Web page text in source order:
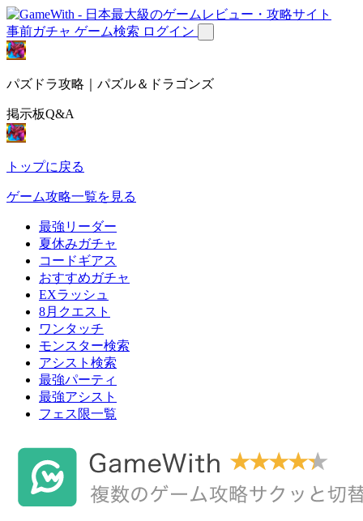
事前ガチャ ゲーム検索 ログイン
パズドラ攻略｜パズル＆ドラゴンズ
掲示板Q&A
トップに戻る
ゲーム攻略一覧を見る
最強リーダー
夏休みガチャ
コードギアス
おすすめガチャ
EXラッシュ
8月クエスト
ワンタッチ
モンスター検索
アシスト検索
最強パーティ
最強アシスト
フェス限一覧